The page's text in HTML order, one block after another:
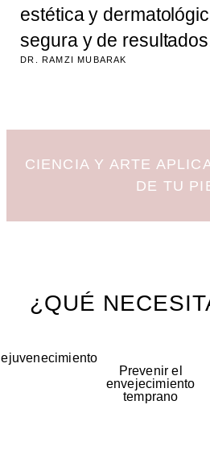
estética y
segura y de
DR. RAMZI MUBARAK
CIENCIA Y ARTE
DE TU
¿QUÉ
Prevenir el
envejecimiento
temprano